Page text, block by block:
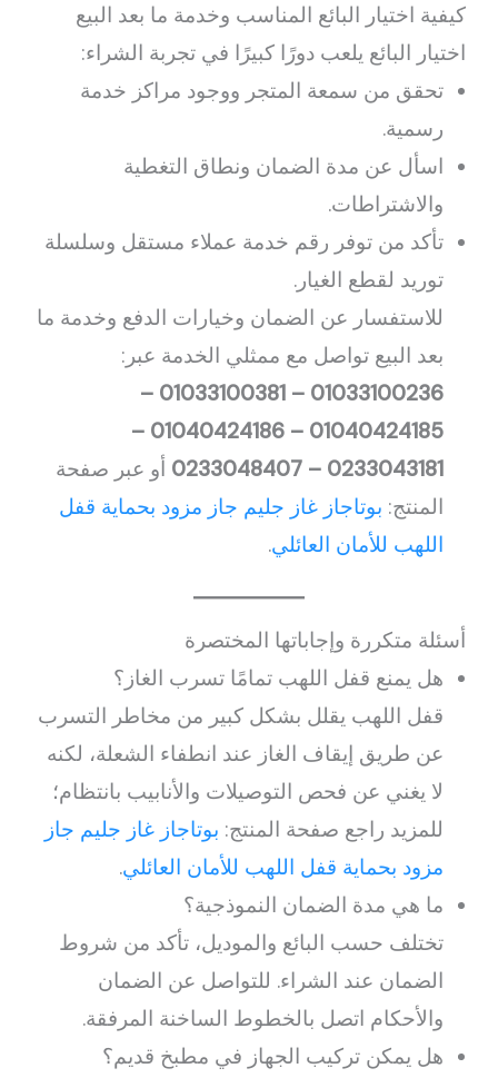
كيفية اختيار البائع المناسب وخدمة ما بعد البيع
اختيار البائع يلعب دورًا كبيرًا في تجربة الشراء:
تحقق من سمعة المتجر ووجود مراكز خدمة
رسمية.
اسأل عن مدة الضمان ونطاق التغطية
والاشتراطات.
تأكد من توفر رقم خدمة عملاء مستقل وسلسلة
توريد لقطع الغيار.
للاستفسار عن الضمان وخيارات الدفع وخدمة ما
بعد البيع تواصل مع ممثلي الخدمة عبر:
01033100236 – 01033100381 –
01040424185 – 01040424186 –
0233043181 – 0233048407
أو عبر صفحة
المنتج: بوتاجاز غاز جليم جاز مزود بحماية قفل
اللهب للأمان العائلي.
أسئلة متكررة وإجاباتها المختصرة
هل يمنع قفل اللهب تمامًا تسرب الغاز؟
قفل اللهب يقلل بشكل كبير من مخاطر التسرب
عن طريق إيقاف الغاز عند انطفاء الشعلة، لكنه
لا يغني عن فحص التوصيلات والأنابيب بانتظام؛
للمزيد راجع صفحة المنتج: بوتاجاز غاز جليم جاز
مزود بحماية قفل اللهب للأمان العائلي.
ما هي مدة الضمان النموذجية؟
تختلف حسب البائع والموديل، تأكد من شروط
الضمان عند الشراء. للتواصل عن الضمان
والأحكام اتصل بالخطوط الساخنة المرفقة.
هل يمكن تركيب الجهاز في مطبخ قديم؟